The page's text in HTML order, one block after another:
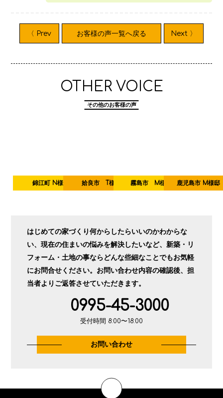
〈 Prev お客様の声一覧へ戻る Next 〉
OTHER VOICE
錦江町 N様 姶良市 T様 霧島市 M様 鹿児島市 M様邸
はじめての家づくり何からしたらいいのかわからな
い、現在の住まいの悩みを解決したいなど、 新築・リ
フォーム・土地の事ならどんな些細なことでもお気軽
にお問合せください。 お問い合わせ内容の確認後、担
当者よりご返答させていただきます。
0995-45-3000
受付時間 8:00〜18:00
お問い合わせ